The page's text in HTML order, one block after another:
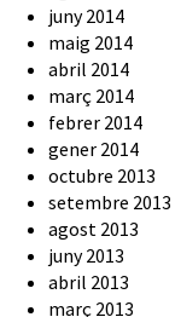
juny 2014
maig 2014
abril 2014
març 2014
febrer 2014
gener 2014
octubre 2013
setembre 2013
agost 2013
juny 2013
abril 2013
març 2013